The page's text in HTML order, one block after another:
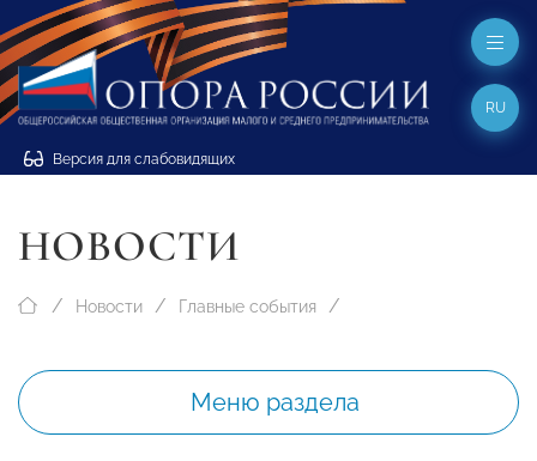
Версия для слабовидящих
RU
НОВОСТИ
Новости Главные события
Меню раздела